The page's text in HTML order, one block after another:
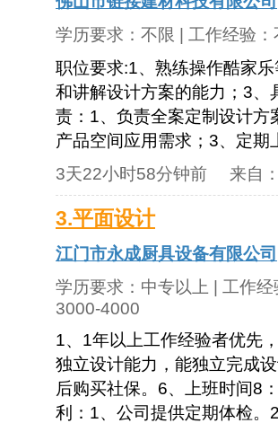
学历要求： 不限 | 工作经验：
职位要求:1、熟练操作酷家
和讲解设计方案的能力；3、
责：1、负责全案定制设计
产品空间应用需求；3、定
3天22小时58分钟前 来自
3.平面设计
江门市永成厨具设备有限公司
学历要求： 中专以上 | 工作
3000-4000
1、1年以上工作经验者优先
独立设计能力，能独立完成
后购买社保。6、上班时间8
利：1、公司提供定期体检。